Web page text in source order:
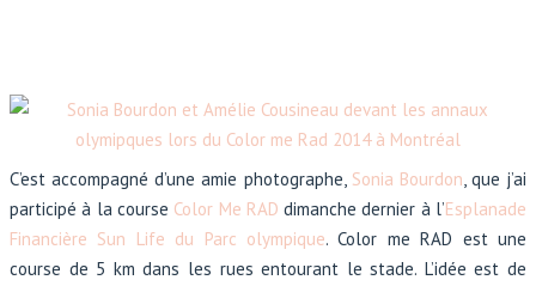
C’est accompagné d’une amie photographe, Sonia Bourdon, que j’ai
participé à la course Color Me RAD dimanche dernier à l’Esplanade
Financière Sun Life du Parc olympique. Color me RAD est une
course de 5 km dans les rues entourant le stade. L’idée est de